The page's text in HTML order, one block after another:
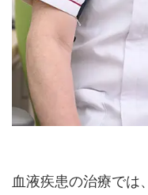
血液疾患の治療では